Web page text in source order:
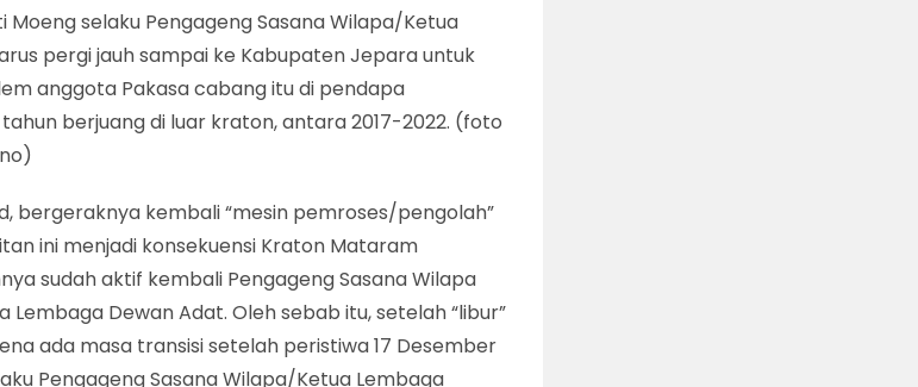
Moeng selaku Pengageng Sasana Wilapa/Ketua
pergi jauh sampai ke Kabupaten Jepara untuk
anggota Pakasa cabang itu di pendapa
berjuang di luar kraton, antara 2017-2022. (foto
bergeraknya kembali “mesin pemroses/pengolah”
ini menjadi konsekuensi Kraton Mataram
sudah aktif kembali Pengageng Sasana Wilapa
Lembaga Dewan Adat. Oleh sebab itu, setelah “libur”
ada masa transisi setelah peristiwa 17 Desember
Pengageng Sasana Wilapa/Ketua Lembaga